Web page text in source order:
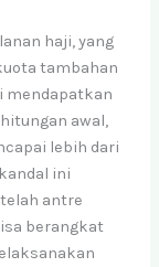
haji, yang
tambahan
mendapatkan
awal,
lebih dari
ini
antre
berangkat